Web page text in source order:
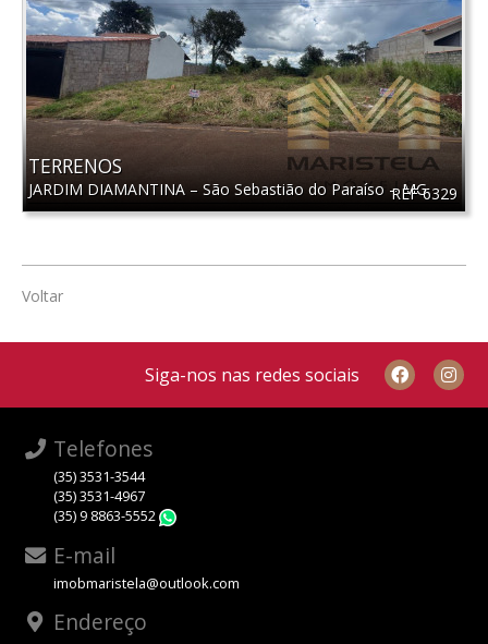
REF 6329
TERRENOS
JARDIM DIAMANTINA – São Sebastião do Paraíso –MG
Voltar
Siga-nos nas redes sociais
Telefones
(35) 3531-3544
(35) 3531-4967
(35) 9 8863-5552
E-mail
imobmaristela@outlook.com
Endereço